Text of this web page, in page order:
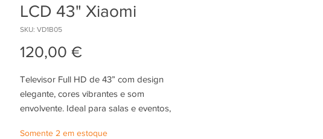
LCD 43" Xiaomi
SKU: VD1B05
120,00 €
Televisor Full HD de 43” com design
elegante, cores vibrantes e som
envolvente. Ideal para salas e eventos,
desempenho fiável para uma experiência
Somente 2 em estoque